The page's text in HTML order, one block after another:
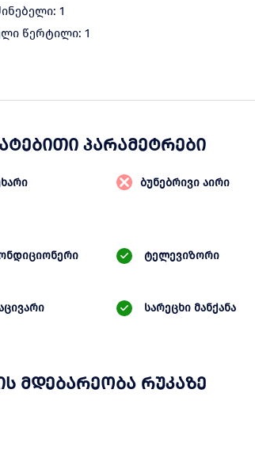
1
წერტილი: 1
პარამეტრები
ბუნებრივი აირი
ტელევიზორი
სარეცხი მანქანა
მდებარეობა რუკაზე